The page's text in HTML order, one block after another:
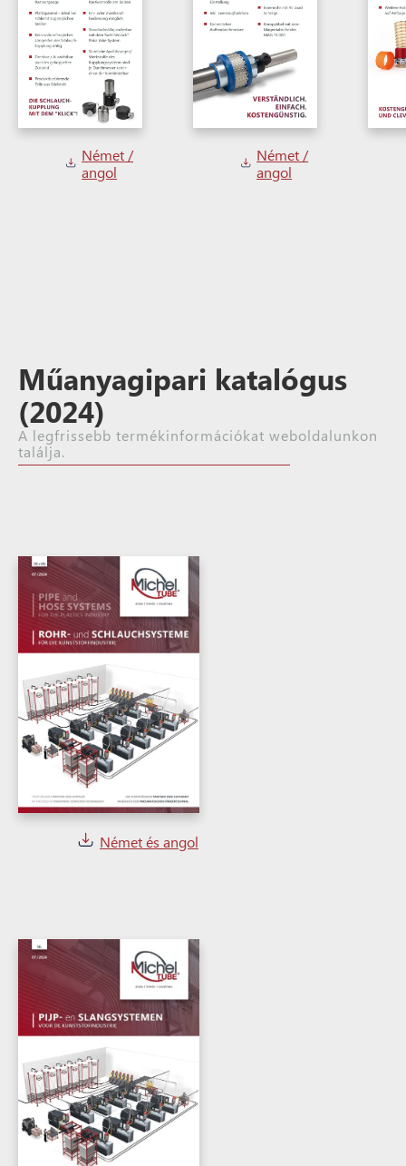
Német /
angol
Német /
angol
Műanyagipari katalógus
(2024)
A legfrissebb termékinformációkat weboldalunkon
találja.
Német és angol